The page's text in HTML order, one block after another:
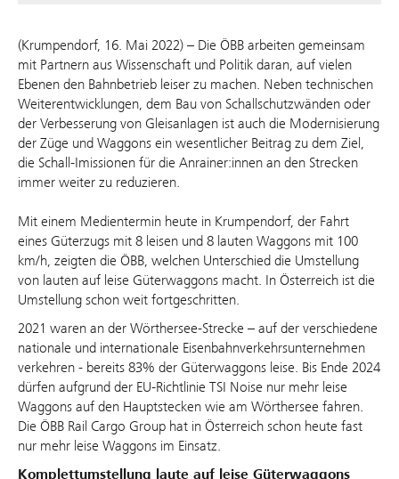
(Krumpendorf, 16. Mai 2022) – Die ÖBB arbeiten gemeinsam
mit Partnern aus Wissenschaft und Politik daran, auf vielen
Ebenen den Bahnbetrieb leiser zu machen. Neben technischen
Weiterentwicklungen, dem Bau von Schallschutzwänden oder
der Verbesserung von Gleisanlagen ist auch die Modernisierung
der Züge und Waggons ein wesentlicher Beitrag zu dem Ziel,
die Schall-Imissionen für die Anrainer:innen an den Strecken
immer weiter zu reduzieren.
Mit einem Medientermin heute in Krumpendorf, der Fahrt
eines Güterzugs mit 8 leisen und 8 lauten Waggons mit 100
km/h, zeigten die ÖBB, welchen Unterschied die Umstellung
von lauten auf leise Güterwaggons macht. In Österreich ist die
Umstellung schon weit fortgeschritten.
2021 waren an der Wörthersee-Strecke – auf der verschiedene
nationale und internationale Eisenbahnverkehrsunternehmen
verkehren - bereits 83% der Güterwaggons leise. Bis Ende 2024
dürfen aufgrund der EU-Richtlinie TSI Noise nur mehr leise
Waggons auf den Hauptstecken wie am Wörthersee fahren.
Die ÖBB Rail Cargo Group hat in Österreich schon heute fast
nur mehr leise Waggons im Einsatz.
Komplettumstellung laute auf leise Güterwaggons